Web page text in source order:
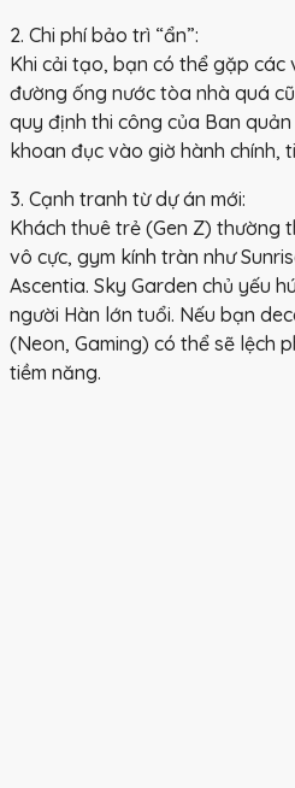
2. Chi phí bảo trì “ẩn”:
Khi cải tạo, bạn có thể gặp các
đường ống nước tòa nhà quá
quy định thi công của Ban
khoan đục vào giờ hành chính,
3. Cạnh tranh từ dự án mới:
Khách thuê trẻ (Gen Z) thường
vô cực, gym kính tràn như
Ascentia. Sky Garden chủ yếu
người Hàn lớn tuổi. Nếu bạn
(Neon, Gaming) có thể sẽ lệch
tiềm năng.